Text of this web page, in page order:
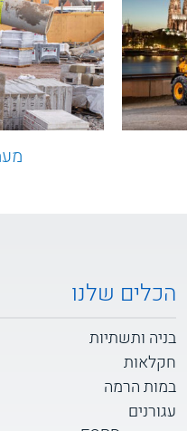
הכלים שלנו
בניה ותשתיות
חקלאות
במות הרמה
עגורנים